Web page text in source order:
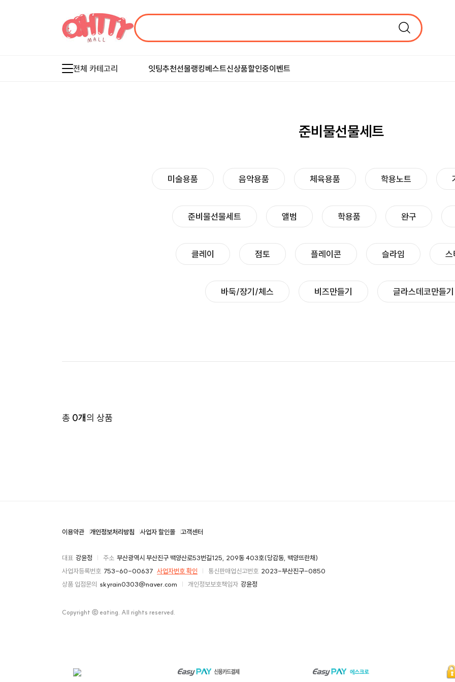
전체 카테고리 잇팅추천선물랭킹베스트신상품할인중이벤트
준비물선물세트
미술용품 음악용품 체육용품 학용노트
준비물선물세트 앨범 학용품 완구
클레이 점토 플레이콘 슬라임 스
바둑/장기/체스 비즈만들기 글라스데코만들기
총 0개 의 상품
이용약관 개인정보처리방침 사업자 할인몰 고객센터
대표 강윤정 주소 부산광역시 부산진구 백양산로53번길125, 209동 403호(당감동, 백양뜨란채)
사업자등록번호 753-60-00637 사업자번호 확인 통신판매업신고번호 2023-부산진구-0850
상품 입점문의 skyrain0303@naver.com 개인정보보호책임자 강윤정
Copyright ⓒ eating. All rights reserved.